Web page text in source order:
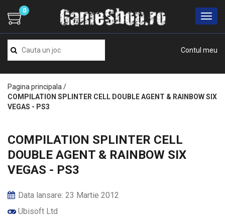
Contul meu
0
Pagina principala /
COMPILATION SPLINTER CELL DOUBLE AGENT & RAINBOW SIX
VEGAS - PS3
COMPILATION SPLINTER CELL
DOUBLE AGENT & RAINBOW SIX
VEGAS - PS3
Data lansare: 23 Martie 2012
Ubisoft Ltd